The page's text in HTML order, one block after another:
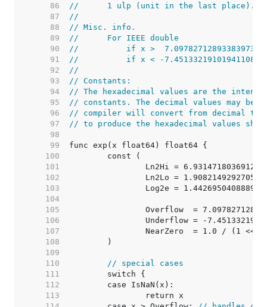
    86
//      1 ulp (unit in the last place).
    87
//
    88
// Misc. info.
    89
//      For IEEE double
    90
//          if x >
    91
//          if x < -
    92
//
    93
// Constants:
    94
// The hexadecimal values are the
    95
// constants. The decimal values may be
    96
// compiler will convert from decimal to
    97
// to produce the hexadecimal values
    98
    99
   100
   101
   102
   103
   104
   105
   106
   107
NearZero  = 1.0 / (1 <<
   108
   109
   110
// special cases
   111
   112
   113